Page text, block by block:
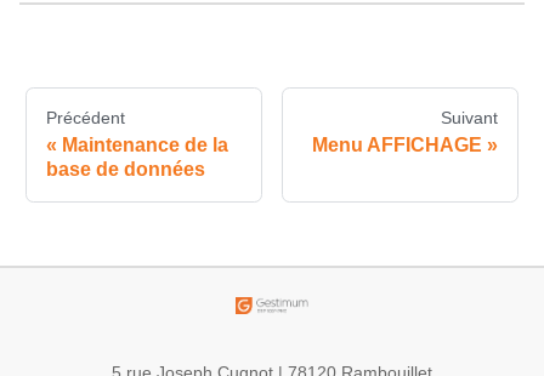
Précédent
Maintenance de la
base de données
Suivant
Menu AFFICHAGE